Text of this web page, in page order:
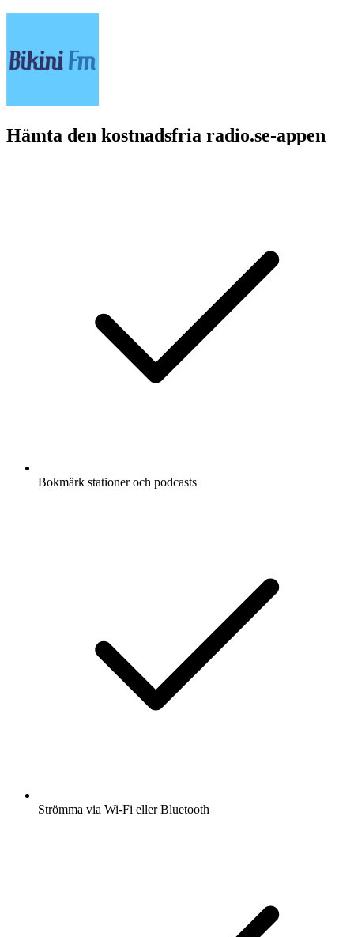
Hämta den kostnadsfria radio.se-appen
Bokmärk stationer och podcasts
Strömma via Wi-Fi eller Bluetooth